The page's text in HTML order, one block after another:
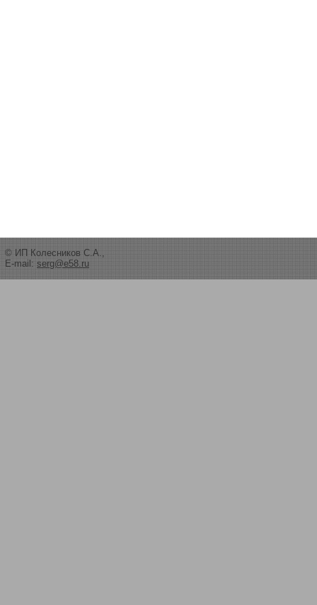
© ИП Колесников С.А.,
E-mail: serg@e58.ru